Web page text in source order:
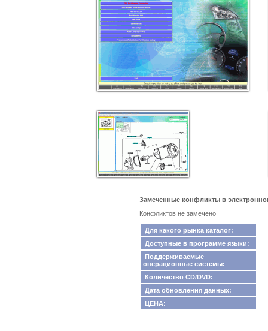
Замеченные конфликты в
Конфликтов не замечено
Для какого рынка каталог:
Доступные в программе языки:
Поддерживаемые
операционные системы:
Количество CD/DVD:
Дата обновления данных:
ЦЕНА: